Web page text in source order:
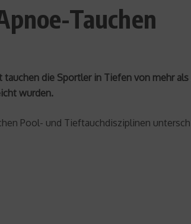
Tauchen
die Sportler in Tiefen von mehr
wurden.
Pool- und Tieftauchdisziplinen